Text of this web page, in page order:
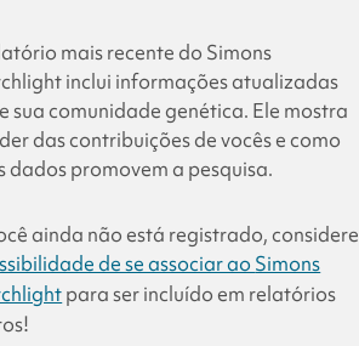
mais recente do Simons
inclui informações atualizadas
sua comunidade genética. Ele mostra
das contribuições de vocês e como
dados promovem a pesquisa.
ainda não está registrado, considere
de se associar ao Simons
para ser incluído em relatórios